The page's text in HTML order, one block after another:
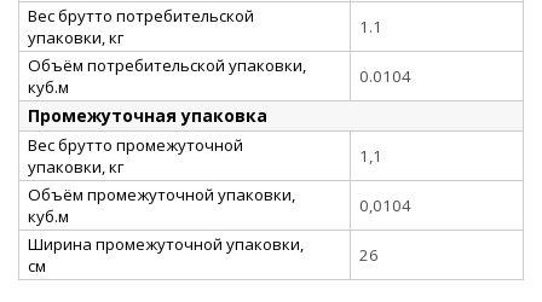
Вес брутто потребительской
упаковки, кг
1.1
Объём потребительской упаковки,
куб.м
0.0104
Промежуточная упаковка
Вес брутто промежуточной
упаковки, кг
1,1
Объём промежуточной упаковки,
куб.м
0,0104
Ширина промежуточной упаковки,
см
26